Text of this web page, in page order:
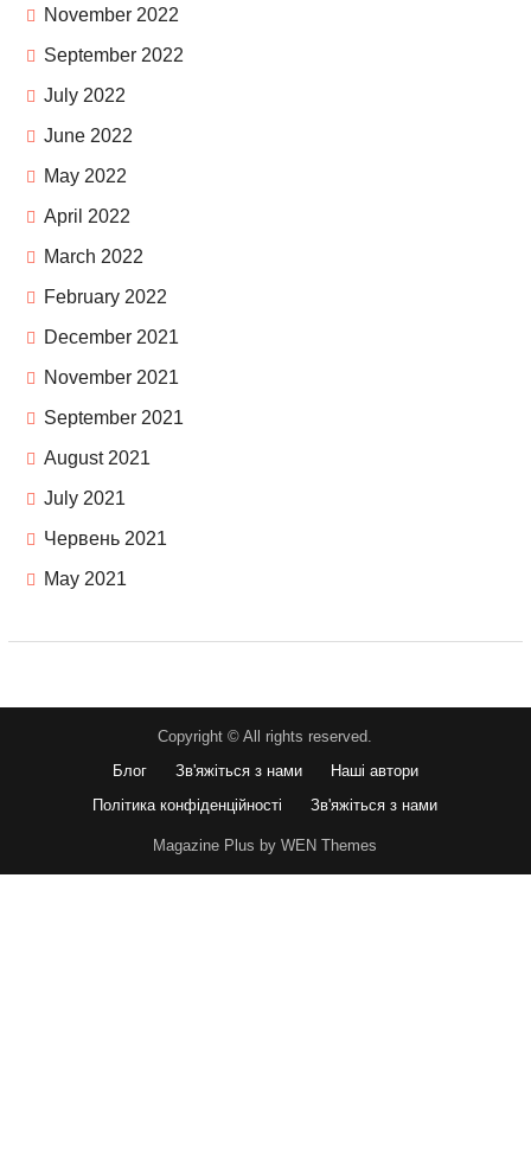
November 2022
September 2022
July 2022
June 2022
May 2022
April 2022
March 2022
February 2022
December 2021
November 2021
September 2021
August 2021
July 2021
Червень 2021
May 2021
Copyright © All rights reserved.
Блог
Зв'яжіться з нами
Наші автори
Політика конфіденційності
Зв'яжіться з нами
Magazine Plus by WEN Themes